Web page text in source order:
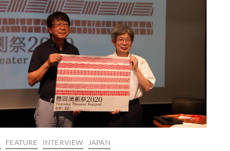
「KOTATSU」
に
つ
い
て
②
オ
い
FEATURE INTERVIEW JAPAN